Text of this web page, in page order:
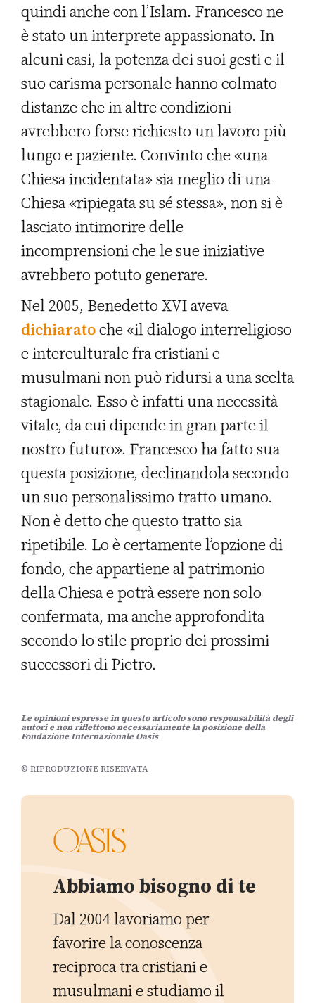
quindi anche con l’Islam. Francesco ne
è stato un interprete appassionato. In
alcuni casi, la potenza dei suoi gesti e il
suo carisma personale hanno colmato
distanze che in altre condizioni
avrebbero forse richiesto un lavoro più
lungo e paziente. Convinto che «una
Chiesa incidentata» sia meglio di una
Chiesa «ripiegata su sé stessa», non si è
lasciato intimorire delle
incomprensioni che le sue iniziative
avrebbero potuto generare.
Nel 2005, Benedetto XVI aveva
dichiaratoche «il dialogo interreligioso
e interculturale fra cristiani e
musulmani non può ridursi a una scelta
stagionale. Esso è infatti una necessità
vitale, da cui dipende in gran parte il
nostro futuro». Francesco ha fatto sua
questa posizione, declinandola secondo
un suo personalissimo tratto umano.
Non è detto che questo tratto sia
ripetibile. Lo è certamente l’opzione di
fondo, che appartiene al patrimonio
della Chiesa e potrà essere non solo
confermata, ma anche approfondita
secondo lo stile proprio dei prossimi
successori di Pietro.
Le opinioni espresse in questo articolo sono responsabilità degli
autori e non riflettono necessariamente la posizione della
Fondazione Internazionale Oasis
© RIPRODUZIONE RISERVATA
Abbiamo bisogno di te
Dal 2004 lavoriamo per
favorire la conoscenza
reciproca tra cristiani e
musulmani e studiamo il